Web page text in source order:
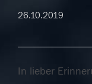
26.10.2019
In lieber